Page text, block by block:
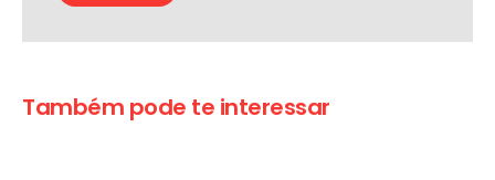
Também pode te interessar